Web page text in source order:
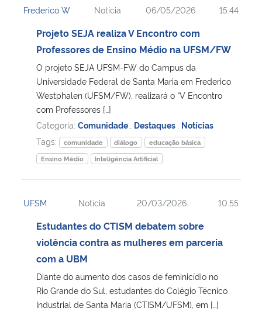
Ministério da Cidadania
Ministério da Saúde
Ministério de Minas e Energia
Ministério da Ciência, Tecnologia, Inovações e Comunicações
Ministério do Meio Ambiente
Ministério do Turismo
Controladoria-Geral da União
Ministério da Mulher, da Família e dos Direitos Humanos
Secretaria-Geral
Frederico W Notícia 06/05/2026 15:44
Projeto SEJA realiza V Encontro com
Professores de Ensino Médio na UFSM/FW
O projeto SEJA UFSM-FW do Campus da
Universidade Federal de Santa Maria em Frederico
Westphalen (UFSM/FW), realizará o “V Encontro
com Professores […]
Categoria: Comunidade Destaques Notícias
Tags:
comunidade diálogo
educação básica
Ensino Médio
Inteligência Artificial
UFSM Notícia 20/03/2026 10:55
Estudantes do CTISM debatem sobre
violência contra as mulheres em parceria
com a UBM
Diante do aumento dos casos de feminicídio no
Rio Grande do Sul, estudantes do Colégio Técnico
Industrial de Santa Maria (CTISM/UFSM), em […]